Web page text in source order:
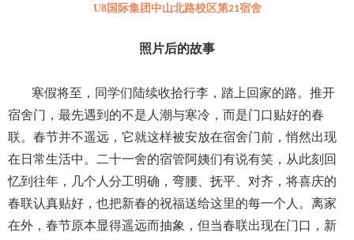
U8国际集团中山北路校区第21宿舍
照片后的故事
寒假将至，同学们陆续收拾行李，踏上回家的路。推开
宿舍门，最先遇到的不是人潮与寒冷，而是门口贴好的春
联。春节并不遥远，它就这样被安放在宿舍门前，悄然出现
在日常生活中。二十一舍的宿管阿姨们有说有笑，从此刻回
忆到往年，几个人分工明确，弯腰、抚平、对齐，将喜庆的
春联认真贴好，也把新春的祝福送给这里的每一个人。离家
在外，春节原本显得遥远而抽象，但当春联出现在门口，新